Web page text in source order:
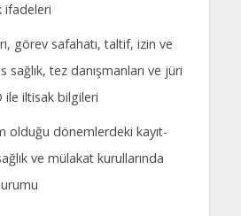
ifadeleri
görev safahatı, taltif, izin ve
sağlık, tez danışmanları ve jüri
ile iltisak bilgileri
olduğu dönemlerdeki kayıt-
ve mülakat kurullarında